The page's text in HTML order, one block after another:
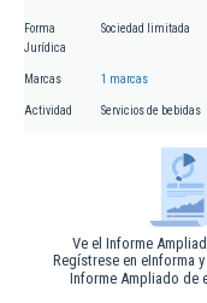
Forma
Jurídica
Sociedad limitada
Marcas 1 marcas
Actividad Servicios de bebidas
Ve el Informe
Regístrese en eInforma
Informe Ampliado de